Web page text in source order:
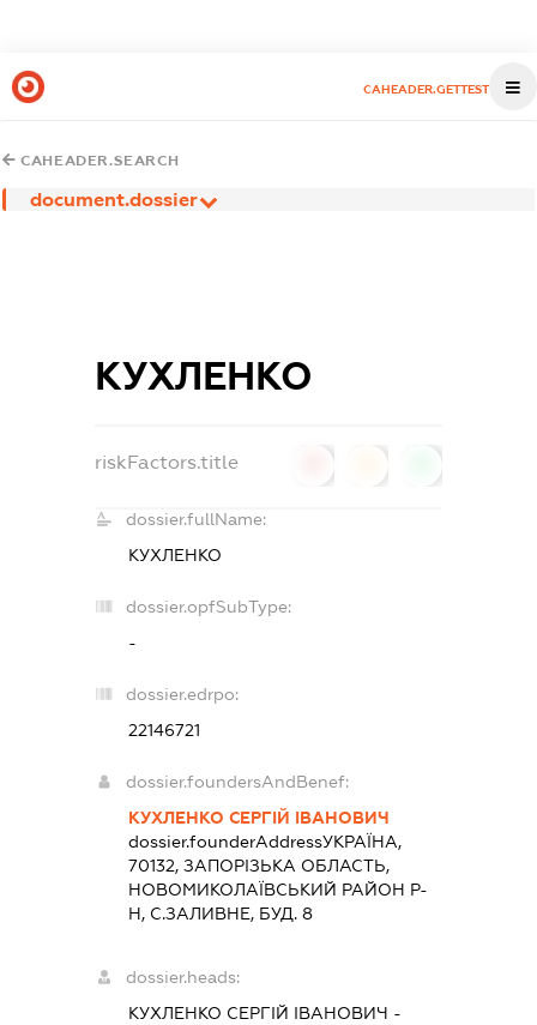
CAHEADER.GETTEST
CAHEADER.SEARCH
document.dossier
КУХЛЕНКО
riskFactors.title
dossier.fullName:
КУХЛЕНКО
dossier.opfSubType:
-
dossier.edrpo:
22146721
dossier.foundersAndBenef:
КУХЛЕНКО СЕРГІЙ ІВАНОВИЧ
dossier.founderAddressУКРАЇНА,
70132, ЗАПОРIЗЬКА ОБЛАСТЬ,
НОВОМИКОЛАЇВСЬКИЙ РАЙОН Р-
Н, С.ЗАЛИВНЕ, БУД. 8
dossier.heads:
КУХЛЕНКО СЕРГІЙ ІВАНОВИЧ -